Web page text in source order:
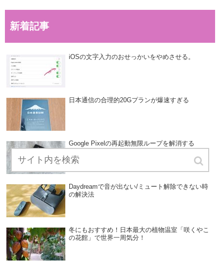
新着記事
iOSの文字入力のおせっかいをやめさせる。
日本通信の合理的20Gプランが爆速すぎる
Google Pixelの再起動無限ループを解消する
Daydreamで音が出ない/ミュート解除できない時
の解決法
冬にもおすすめ！日本最大の植物温室「咲くやこ
の花館」で世界一周気分！